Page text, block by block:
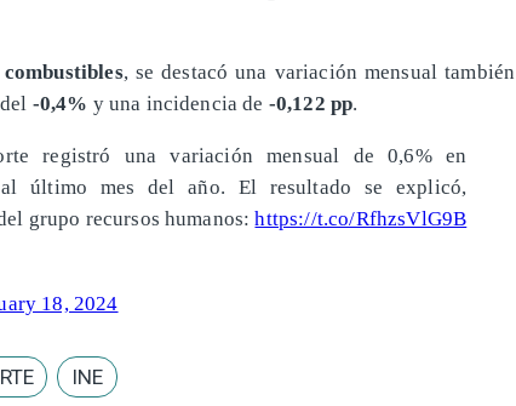
combustibles, se destacó una variación mensual también
-0,4% y una incidencia de -0,122 pp.
registró una variación mensual de 0,6% en
al último mes del año. El resultado se explicó,
grupo recursos humanos:https://t.co/RfhzsVlG9B
18, 2024
INE